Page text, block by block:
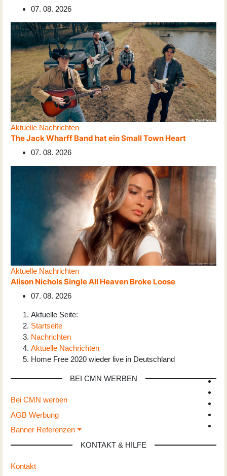
07. 08. 2026
Aktuelle Nachrichten
The Jack Wharff Band hat ein Small Town Heart
07. 08. 2026
Aktuelle Nachrichten
Alison Nichols Single All Heaven Broke Loose
07. 08. 2026
Aktuelle Seite:
Startseite
Nachrichten
Aktuelle Nachrichten
Home Free 2020 wieder live in Deutschland
BEI CMN WERBEN
Bei CMN werben
AGB Werbung
Banner Referenzen
KONTAKT & HILFE
Kontakt